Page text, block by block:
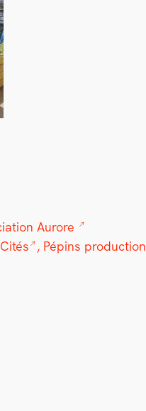
Aurore
, Pépins pro­duc­tion